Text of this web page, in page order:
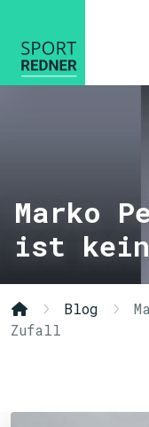
Marko
ist
Blog
Zufall